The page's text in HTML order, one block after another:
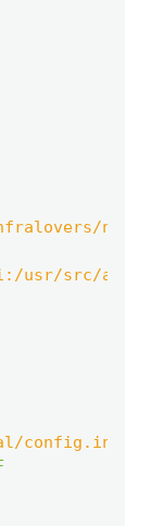
usr/src/app/
config.ini"